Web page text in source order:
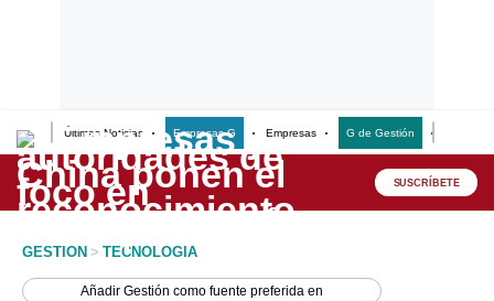
Últimas Noticias Empresas G Empresas G de Gestión
Lo último
Peru Quiosco SUSCRÍBETE
GESTION > TECNOLOGIA
AñadirGestión como fuente preferida en